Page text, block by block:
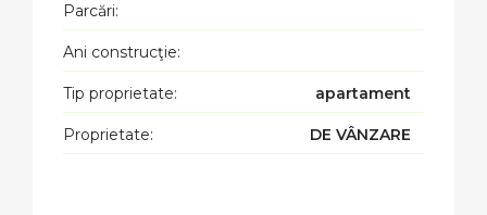
Parcări:
Ani construcţie:
Tip proprietate: apartament
Proprietate: DE VÂNZARE